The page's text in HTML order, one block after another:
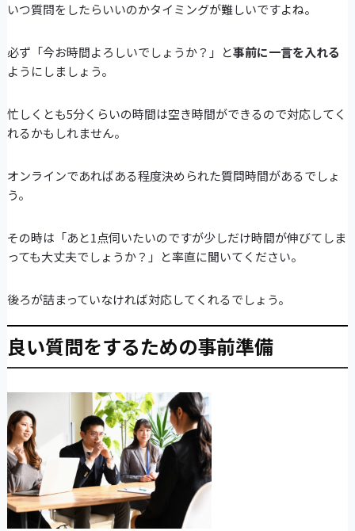
いつ質問をしたらいいのかタイミングが難しいですよね。
必ず「今お時間よろしいでしょうか？」と事前に一言を入れる
ようにしましょう。
忙しくとも5分くらいの時間は空き時間ができるので対応してく
れるかもしれません。
オンラインであればある程度決められた質問時間があるでしょ
う。
その時は「あと1点伺いたいのですが少しだけ時間が伸びてしま
っても大丈夫でしょうか？」と率直に聞いてください。
後ろが詰まっていなければ対応してくれるでしょう。
良い質問をするための事前準備